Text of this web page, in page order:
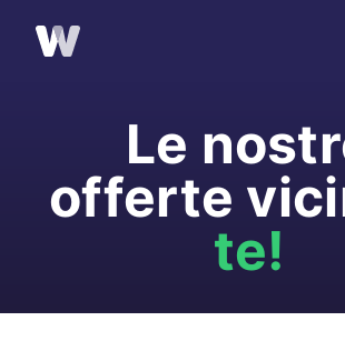
Le
offerte
te!